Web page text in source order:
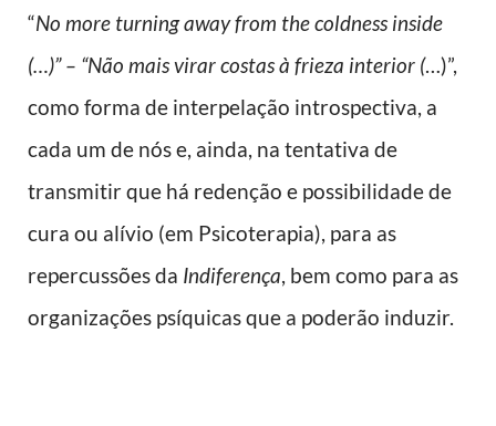
“No more turning away from the coldness inside
(…)” – “Não mais virar costas à frieza interior (…)”,
como forma de interpelação introspectiva, a
cada um de nós e, ainda, na tentativa de
transmitir que há redenção e possibilidade de
cura ou alívio (em Psicoterapia), para as
repercussões da Indiferença, bem como para as
organizações psíquicas que a poderão induzir.